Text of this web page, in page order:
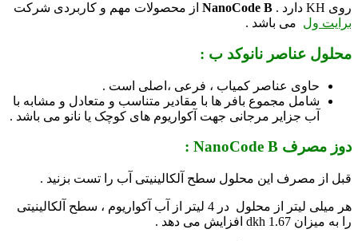
روی KH دارد . NanoCode B از محصولات مهم و کاربردی شرکت
برایت ول می باشد .
محلول عناصر نانوکد ب :
حاوی عناصر کمیاب ، فرعی ،اصلی است .
شامل مجموع بافر ها با مقادیر متناسب و متعادل و مشابه با
آب جزایر مرجانی جهت آکواریوم های کوچک یا نانو می باشد .
دوز مصرف NanoCode B :
قبل از مصرف این محلول سطح آلکالینیتی آب را تست بزنید .
هر میلی لیتر از محلول در 4 لیتر از آب آکواریوم ، سطح آلکالینیتی
را به میزان dkh 1.67 افزایش می دهد .